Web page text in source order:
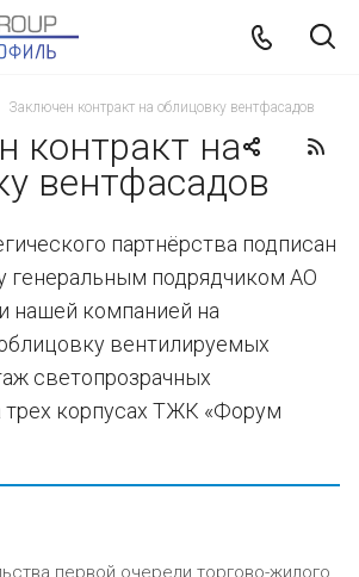
Заключен контракт на облицовку вентфасадов
контракт на
вентфасадов
партнёрства подписан
генеральным подрядчиком АО
нашей компанией на
вентилируемых
светопрозрачных
трех корпусах ТЖК «Форум
первой очереди торгово-жилого